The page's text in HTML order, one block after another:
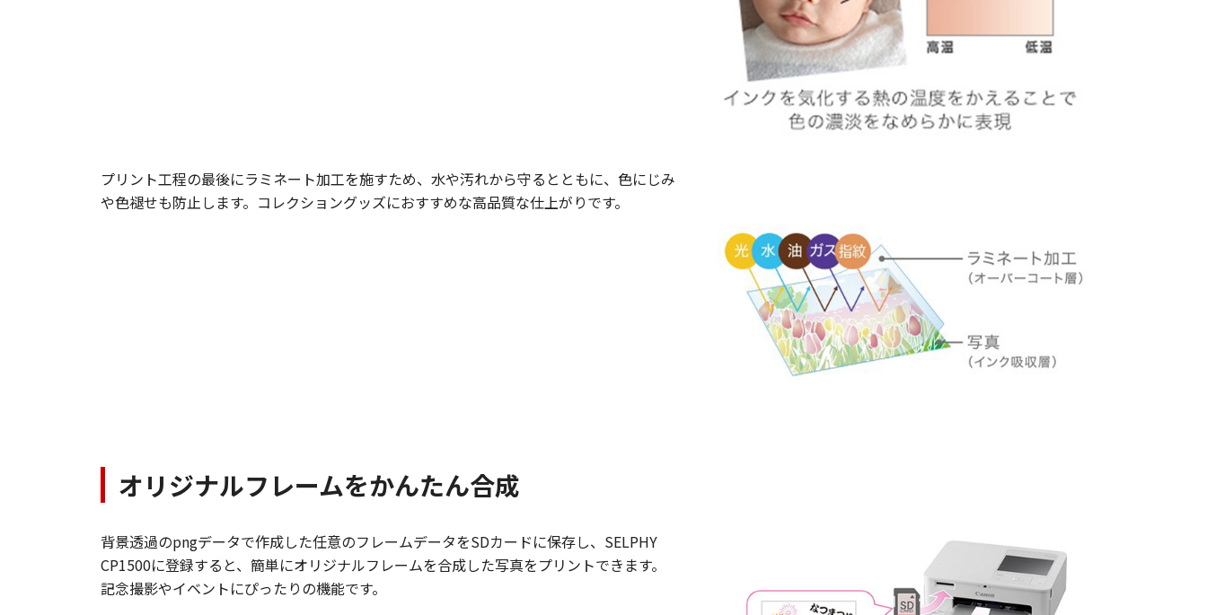
プリント工程の最後にラミネート加工を施すため、水や汚れから守るとともに、色にじみ
や色褪せも防止します。コレクショングッズにおすすめな高品質な仕上がりです。
オリジナルフレームをかんたん合成
背景透過のpngデータで作成した任意のフレームデータをSDカードに保存し、SELPHY
CP1500に登録すると、簡単にオリジナルフレームを合成した写真をプリントできます。
​記念撮影やイベントにぴったりの機能です。